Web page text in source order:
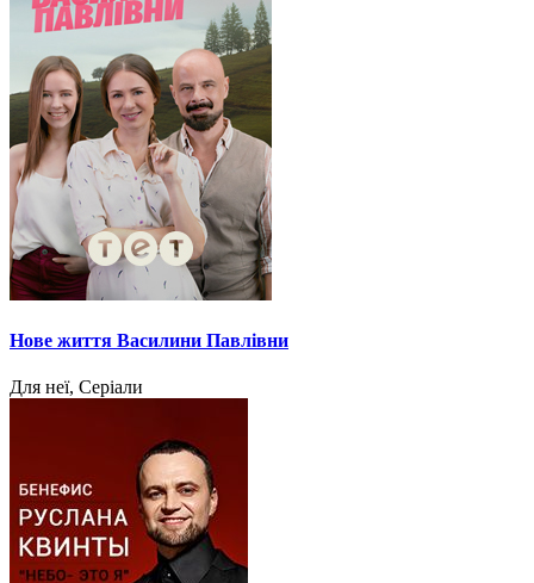
Нове життя Василини Павлівни
Для неї, Серіали